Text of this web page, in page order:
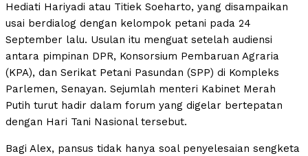
Hediati Hariyadi atau Titiek Soeharto, yang disampaikan
usai berdialog dengan kelompok petani pada 24
September lalu. Usulan itu menguat setelah audiensi
antara pimpinan DPR, Konsorsium Pembaruan Agraria
(KPA), dan Serikat Petani Pasundan (SPP) di Kompleks
Parlemen, Senayan. Sejumlah menteri Kabinet Merah
Putih turut hadir dalam forum yang digelar bertepatan
dengan Hari Tani Nasional tersebut.
Bagi Alex, pansus tidak hanya soal penyelesaian sengketa